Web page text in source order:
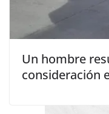
Un hombre
consideración